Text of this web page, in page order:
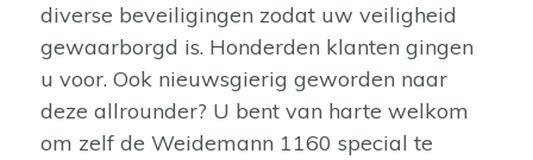
diverse beveiligingen zodat uw veiligheid
gewaarborgd is. Honderden klanten gingen
u voor. Ook nieuwsgierig geworden naar
deze allrounder? U bent van harte welkom
om zelf de Weidemann 1160 special te